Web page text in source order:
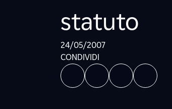
statuto
24/05/2007
CONDIVIDI